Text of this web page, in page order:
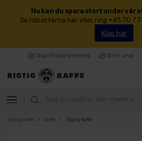
Nu kan du spara stort under vår
Se rabatterna här eller ring +45 70
Köp här
Dag till dag leverans Stort urval
Rigtig Kaffe Kaffe Rigtig Kaffe